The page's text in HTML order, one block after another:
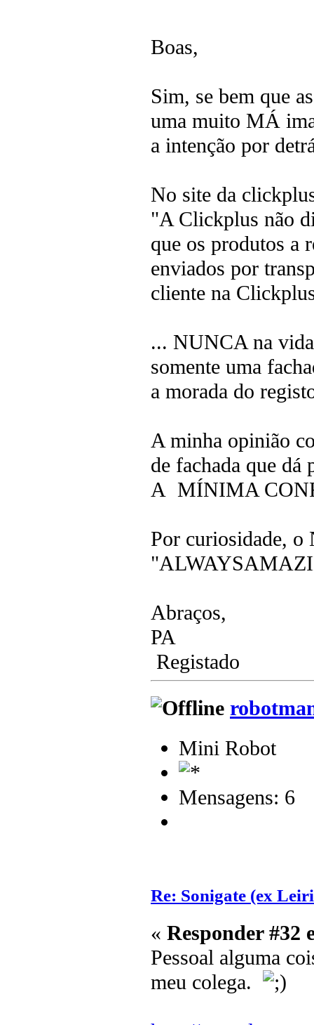
Boas,
Sim, se bem que
uma muito MÁ
a intenção por
No site da
"A Clickplus não
que os produtos a
enviados por
cliente na
... NUNCA na
somente uma
a morada do
A minha opinião
de fachada que
A MÍNIMA
Por curiosidade, o
Abraços,
PA
Registado
Mini Robot
Mensagens: 6
Re: Sonigate (ex
« Responder #32
Pessoal alguma
meu colega.